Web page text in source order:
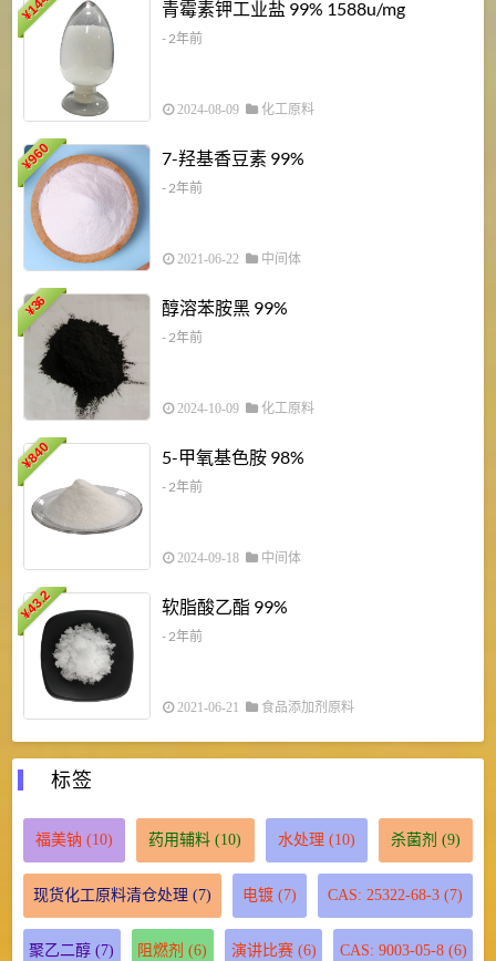
¥ 青霉素钾工业盐 99% 1588u/mg
- 2年前
2024-08-09 化工原料
¥
960 7-羟基香豆素 99%
- 2年前
2021-06-22 中间体
¥
36 醇溶苯胺黑 99%
- 2年前
2024-10-09 化工原料
¥
840 5-甲氧基色胺 98%
- 2年前
2024-09-18 中间体
¥
43.2 软脂酸乙酯 99%
- 2年前
2021-06-21 食品添加剂原料
标签
福美钠 (10) 药用辅料 (10) 水处理 (10) 杀菌剂 (9)
现货化工原料清仓处理 (7) 电镀 (7) CAS: 25322-68-3 (7)
聚乙二醇 (7) 阻燃剂 (6) 演讲比赛(6) CAS: 9003-05-8(6)